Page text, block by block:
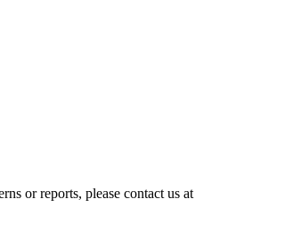
or reports, please contact us at